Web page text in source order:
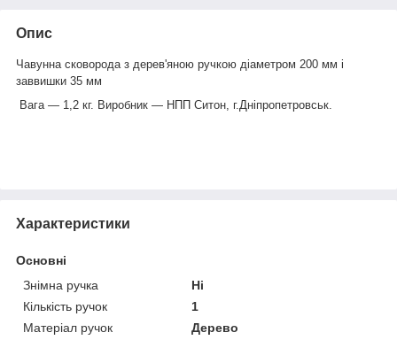
Опис
Чавунна сковорода з дерев'яною ручкою діаметром 200 мм і
заввишки 35 мм
Вага — 1,2 кг. Виробник — НПП Ситон, г.Дніпропетровськ.
Характеристики
Основні
Знімна ручка
Ні
Кількість ручок
1
Матеріал ручок
Дерево